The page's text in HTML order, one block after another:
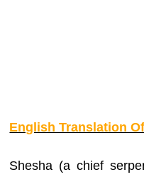
English Translation
Shesha (a chief